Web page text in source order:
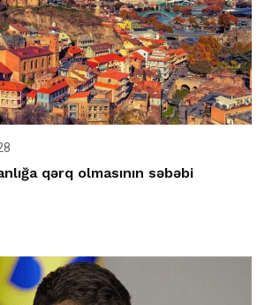
qərq olmasının səbəbi